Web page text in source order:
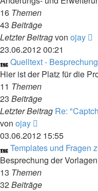
16 Themen
43 Beiträge
Letzter Beitragvon ojay
23.06.2012 00:21
Quelltext -
Hier ist der Platz für die
11 Themen
23 Beiträge
Letzter Beitrag Re:
von ojay
Beitrag
03.06.2012 15:55
Templates und Fragen
Besprechung der
13 Themen
32Beiträge